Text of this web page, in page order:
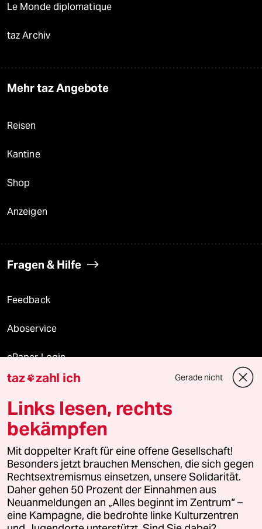
Le Monde diplomatique
taz Archiv
Mehr taz Angebote
Reisen
Kantine
Shop
Anzeigen
Fragen & Hilfe
Feedback
Aboservice
ePaper Login
Downloads für Abonnierende
© 2026 taz Verlags und Vertriebs GmbH
Alle Rechte vorbehalten. Bei rechtlichen Fragen oder für Genehmigungen
wenden Sie sich bitte an
lizenzen@taz.de
Feedback Redaktionsstatut Kommune-Richtlinien
Leitlinie Informant Datenschutz Impressum AGB
taz zahl ich Gerade nicht
Links lesen, rechts
bekämpfen
Mit doppelter Kraft für eine offene Gesellschaft!
Besonders jetzt brauchen Menschen, die sich gegen
Rechtsextremismus einsetzen, unsere Solidarität.
Daher gehen 50 Prozent der Einnahmen aus
Neuanmeldungen an „Alles beginnt im Zentrum“ –
eine Kampagne, die bedrohte linke Kulturzentren